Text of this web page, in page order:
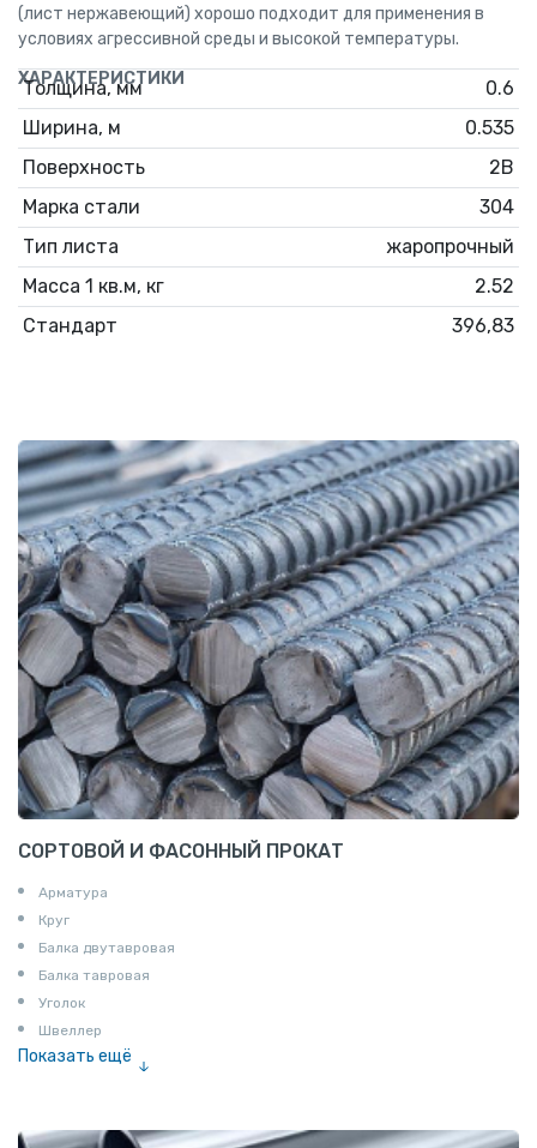
(лист нержавеющий) хорошо подходит для применения в
условиях агрессивной среды и высокой температуры.
ХАРАКТЕРИСТИКИ
Толщина, мм
0.6
Ширина, м
0.535
Поверхность
2B
Марка стали
304
Тип листа
жаропрочный
Масса 1 кв.м, кг
2.52
Стандарт
396,83
СОРТОВОЙ И ФАСОННЫЙ ПРОКАТ
Арматура
Круг
Балка двутавровая
Балка тавровая
Уголок
Швеллер
Показать ещё
Катанка